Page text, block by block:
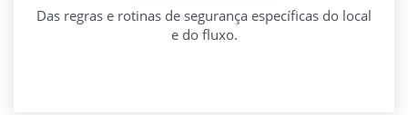
Das regras e rotinas de segurança específicas do local
e do fluxo.